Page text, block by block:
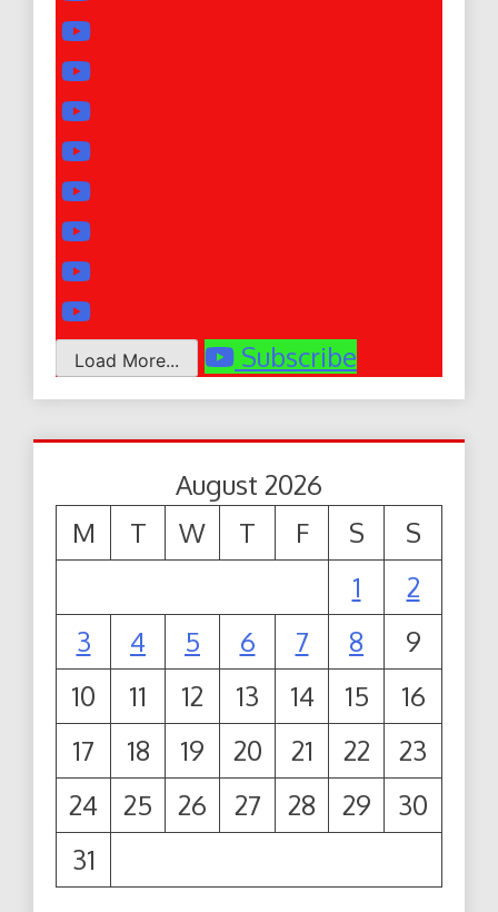
Load More... Subscribe
August 2026
M
T W T F S
S
1
2
3
4 5 6 7 8
9
10
11 12 13 14 15
16
17
18 19 20 21 22
23
24
25 26 27 28 29
30
31